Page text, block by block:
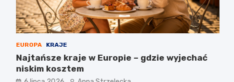
EUROPA KRAJE
Najtańsze kraje w Europie – gdzie wyjechać
niskim kosztem